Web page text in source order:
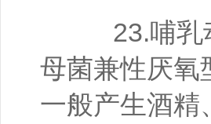
23.哺乳动
母菌兼性厌氧
一般产生酒精